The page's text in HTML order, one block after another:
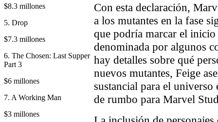
$8.3 millones
5. Drop
$7.3 millones
6. The Chosen: Last Supper
Part 3
$6 millones
7. A Working Man
$3 millones
Con esta declaración,
a los mutantes en la fase
que podría marcar el
denominada por algunos
hay detalles sobre qué
nuevos mutantes, Feige
sustancial para el
de rumbo para Marvel